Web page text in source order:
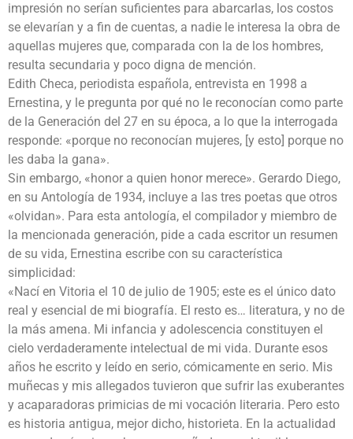
impresión no serían suficientes para abarcarlas, los costos
se elevarían y a fin de cuentas, a nadie le interesa la obra de
aquellas mujeres que, comparada con la de los hombres,
resulta secundaria y poco digna de mención.
Edith Checa, periodista española, entrevista en 1998 a
Ernestina, y le pregunta por qué no le reconocían como parte
de la Generación del 27 en su época, a lo que la interrogada
responde: «porque no reconocían mujeres, [y esto] porque no
les daba la gana».
Sin embargo, «honor a quien honor merece». Gerardo Diego,
en su Antología de 1934, incluye a las tres poetas que otros
«olvidan». Para esta antología, el compilador y miembro de
la mencionada generación, pide a cada escritor un resumen
de su vida, Ernestina escribe con su característica
simplicidad:
«Nací en Vitoria el 10 de julio de 1905; este es el único dato
real y esencial de mi biografía. El resto es… literatura, y no de
la más amena. Mi infancia y adolescencia constituyen el
cielo verdaderamente intelectual de mi vida. Durante esos
años he escrito y leído en serio, cómicamente en serio. Mis
muñecas y mis allegados tuvieron que sufrir las exuberantes
y acaparadoras primicias de mi vocación literaria. Pero esto
es historia antigua, mejor dicho, historieta. En la actualidad